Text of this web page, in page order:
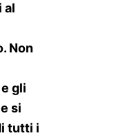
al
Non
gli
si
tutti i